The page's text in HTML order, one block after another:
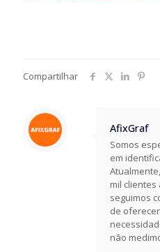
Compartilhar
AfixGraf
Somos
em
mil
seguimos
de
não